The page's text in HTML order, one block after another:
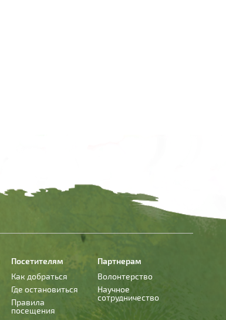
Посетителям
Как добраться
Где остановиться
Правила
посещения
Партнерам
Волонтерство
Научное
сотрудничество